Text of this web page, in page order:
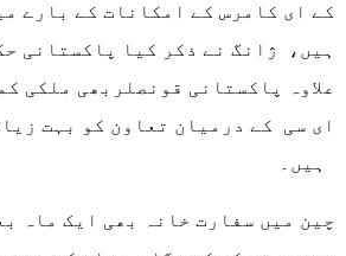
کے ای کامرس کے امکانات کے بارے
ہیں، ژانگ نے ذکر کیا پاکستانی
علاوہ پاکستانی قونصلربھی ملکی
ای سی کے درمیان تعاون کو بہت
چین میں سفارت خانہ بھی ایک ماہ